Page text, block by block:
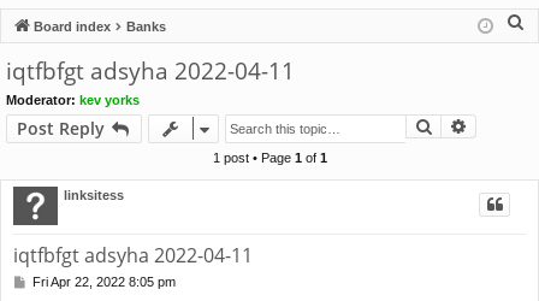
ck
lin
ks
u
m
s
in
ist
er
Board index Banks
iqtfbfgt adsyha 2022-04-11
Moderator: kev yorks
Post Reply Search
1 post • Page 1of 1
linksitess
iqtfbfgt adsyha 2022-04-11
PFri Apr 22, 2022 8:05 pm